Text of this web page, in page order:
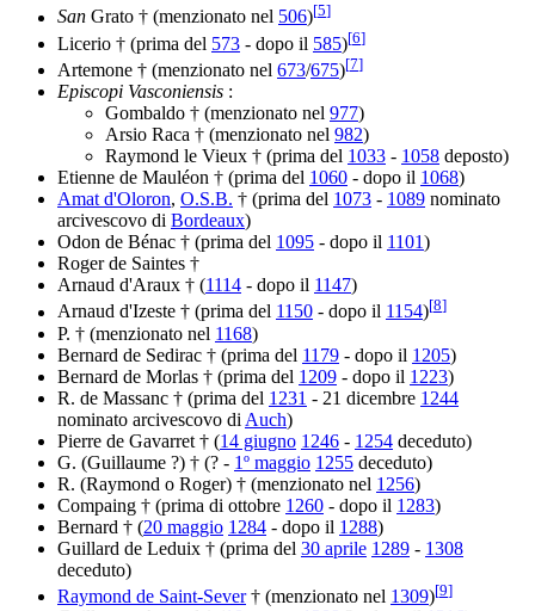
San Grato † (menzionato nel 506)[5]
Licerio † (prima del 573 - dopo il 585)[6]
Artemone † (menzionato nel 673/675)[7]
Episcopi Vasconiensis :
Gombaldo † (menzionato nel 977)
Arsio Raca † (menzionato nel 982)
Raymond le Vieux † (prima del 1033 - 1058 deposto)
Etienne de Mauléon † (prima del 1060 - dopo il 1068)
Amat d'Oloron, O.S.B. † (prima del 1073 - 1089 nominato
arcivescovo di Bordeaux)
Odon de Bénac † (prima del 1095 - dopo il 1101)
Roger de Saintes †
Arnaud d'Araux † (1114 - dopo il 1147)
Arnaud d'Izeste † (prima del 1150 - dopo il 1154)[8]
P. † (menzionato nel 1168)
Bernard de Sedirac † (prima del 1179 - dopo il 1205)
Bernard de Morlas † (prima del 1209 - dopo il 1223)
R. de Massanc † (prima del 1231 - 21 dicembre 1244
nominato arcivescovo di Auch)
Pierre de Gavarret † (14 giugno 1246 - 1254 deceduto)
G. (Guillaume ?) † (? - 1º maggio 1255 deceduto)
R. (Raymond o Roger) † (menzionato nel 1256)
Compaing † (prima di ottobre 1260 - dopo il 1283)
Bernard † (20 maggio 1284 - dopo il 1288)
Guillard de Leduix † (prima del 30 aprile 1289 - 1308
deceduto)
Raymond de Saint-Sever† (menzionato nel 1309)[9]